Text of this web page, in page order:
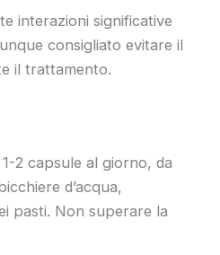
interazioni significative
consigliato evitare il
il trattamento.
2 capsule al giorno, da
d’acqua,
pasti. Non superare la